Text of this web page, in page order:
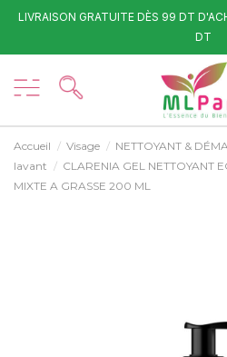
LIVRAISON GRATUITE DÈS 99 DT
DT
Accueil Visage NETTOYANT &
lavant
CLARENIA GEL NETTOYANT
MIXTE A GRASSE 200 ML